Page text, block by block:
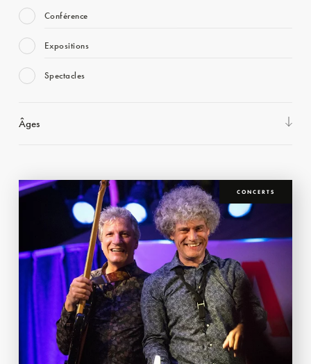
Conférence
Expositions
Spectacles
Âges
CONCERTS